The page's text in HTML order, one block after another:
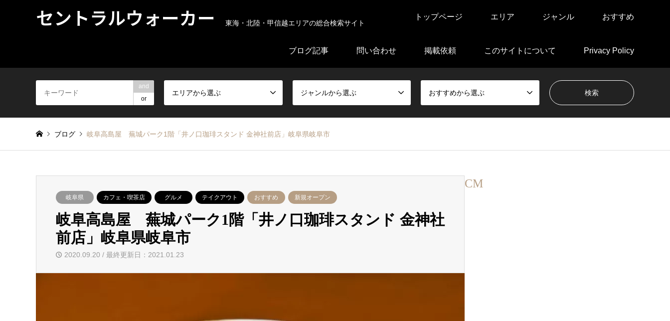
セントラルウォーカー 東海・北陸・甲信越エリアの総合検索サイト
トップページ エリア ジャンル おすすめ
ブログ記事 問い合わせ 掲載依頼 このサイトについて Privacy Policy
and
or
エリアから選ぶ ジャンルから選ぶ おすすめから選ぶ
ブログ 岐阜高島屋 蕪城パーク1階「井ノ口珈琲スタンド 金神社前店」岐阜県岐阜市
岐阜県 カフェ・喫茶店 グルメ テイクアウト おすすめ 新規オープン
岐阜高島屋 蕪城パーク1階「井ノ口珈琲スタンド 金神社
前店」岐阜県岐阜市
2020.09.20 / 最終更新日：2021.01.23
CM